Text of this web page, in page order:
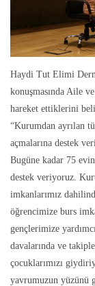
Haydi Tut Elimi
konuşmasında Aile
hareket ettiklerini
“Kurumdan ayrılan
açmalarına destek
Bugüne kadar 75
destek veriyoruz.
imkanlarımız
öğrencimize burs
gençlerimize
davalarında ve
çocuklarımızı
yavrumuzun yüzünü